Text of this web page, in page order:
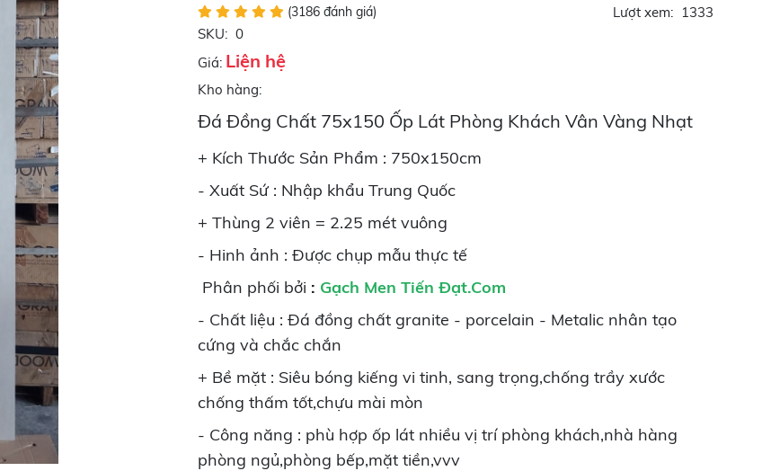
(3186 đánh giá) Lượt xem:
1333
SKU: 0
Giá: Liện hệ
Kho hàng:
Đá Đồng Chất 75x150 Ốp Lát Phòng Khách Vân Vàng Nhạt
+ Kích Thước Sản Phẩm : 750x150cm
- Xuất Sứ : Nhập khẩu Trung Quốc
+ Thùng 2 viên = 2.25 mét vuông
- Hinh ảnh : Được chụp mẫu thực tế
Phân phối bởi : Gạch Men Tiến Đạt.Com
- Chất liệu : Đá đồng chất granite - porcelain - Metalic nhân tạo
cứng và chắc chắn
+ Bề mặt : Siêu bóng kiếng vi tinh, sang trọng,chống trầy xước
chống thấm tốt,chựu mài mòn
- Công năng : phù hợp ốp lát nhiều vị trí phòng khách,nhà hàng
phòng ngủ,phòng bếp,mặt tiền,vvv